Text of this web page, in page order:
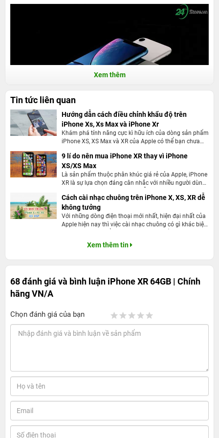
Đồng thơi, với iPhone XR trang bị màn hình LCD chứ không phải
OLED nên việc sở hữu tai thỏ thì máy vẫn có phần viền dưới hơi
dày. Đây là đặc điểm để nhận biết vì màn hình chứ không uốn
cong để tạo viền mỏng như những chiếc iPhone XS hay như chiếc
Máy sở hữu màn hình 6.1" LCD lớn hơn chiếc iPhone X một tý.
Màn hình có độ phân giải 1792x828 pixels với chuẩn màn hình
chiếc iPhone XR có kích thước màn hình lớn nhưng độ hiển thị lại
kém hơn iPhone 8 Plus - tức là lớn hơn về kích thước màn hình
Màn hình LCD mà Apple đặt tên là Liquid Retina có thể hiển thị
Xem thêm
Tin tức liên quan
Hướng dẫn cách điều chỉnh khẩu độ trên
iPhone Xs, Xs Max và iPhone Xr
Khám phá tính năng cực kì hữu ích của dòng sản phẩm
iPhone XS, XS Max và XR của Apple có thể bạn chưa
thể bỏ qua tính năng này.
9 lí do nên mua iPhone XR thay vì iPhone
XS/XS Max
Là sản phẩm thuộc phân khúc giá rẻ của Apple, iPhone
XR là sự lựa chọn đáng cân nhắc với nhiều người dùng
điều hành iOS.
Cách cài nhạc chuông trên iPhone X, XS, XR dễ
không tưởng
Với những dòng điện thoại mới nhất, hiện đại nhất của
Apple hiện nay thì việc cài nhạc chuông có gì khác biệt?
thanh sống động cho dế yêu thì bạn nên tham khảo
cách cài nhạc chuông trên iPhone X, XS, XR đơn giản
Xem thêm tin
68 đánh giá và bình luận iPhone XR 64GB | Chính
hãng VN/A
Chọn đánh giá của bạn